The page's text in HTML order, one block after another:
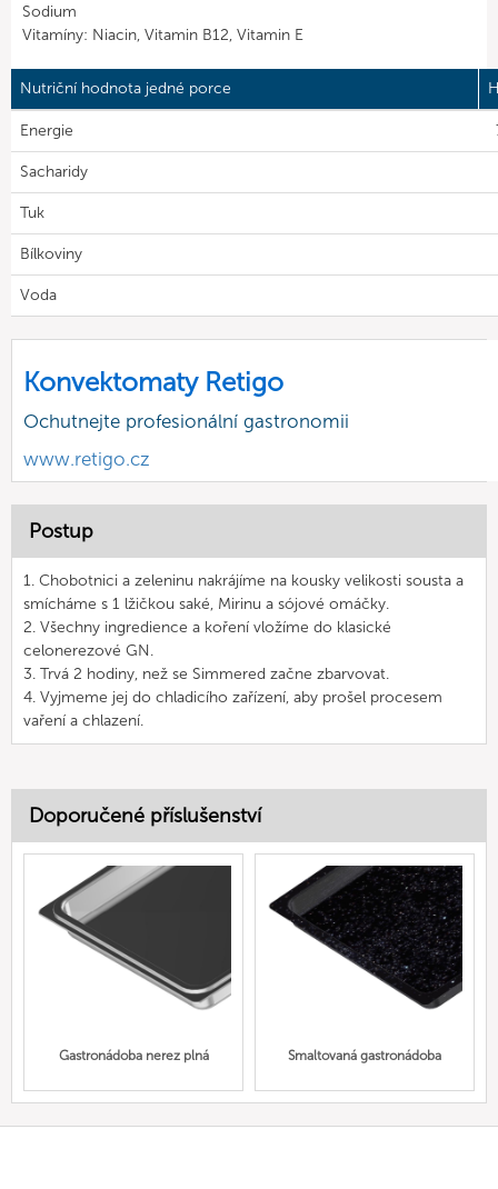
Sodium
Vitamíny: Niacin, Vitamin B12, Vitamin E
Nutriční hodnota jedné porce
Energie
Sacharidy
Tuk
Bílkoviny
Voda
Konvektomaty Retigo
Ochutnejte profesionální gastronomii
www.retigo.cz
Postup
1. Chobotnici a zeleninu nakrájíme na kousky velikosti sousta a
smícháme s 1 lžičkou saké, Mirinu a sójové omáčky.
2. Všechny ingredience a koření vložíme do klasické
celonerezové GN.
3. Trvá 2 hodiny, než se Simmered začne zbarvovat.
4. Vyjmeme jej do chladicího zařízení, aby prošel procesem
vaření a chlazení.
Doporučené příslušenství
Gastronádoba nerez plná Smaltovaná gastronádoba